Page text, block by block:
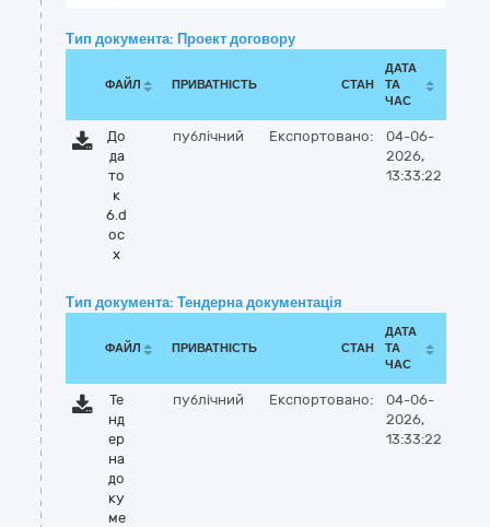
Тип документа: Проект договору
ФАЙЛ ПРИВАТНІСТЬ СТАН
ДАТА
ТА
ЧАС
До
да
то
к
6.d
oc
x
публічний Експортовано:
04-06-
2026,
13:33:22
Тип документа: Тендерна документація
ФАЙЛ ПРИВАТНІСТЬ СТАН
ДАТА
ТА
ЧАС
Те
нд
ер
на
до
ку
ме
публічний Експортовано:
04-06-
2026,
13:33:22